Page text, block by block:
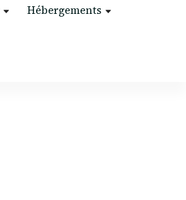
Hébergements